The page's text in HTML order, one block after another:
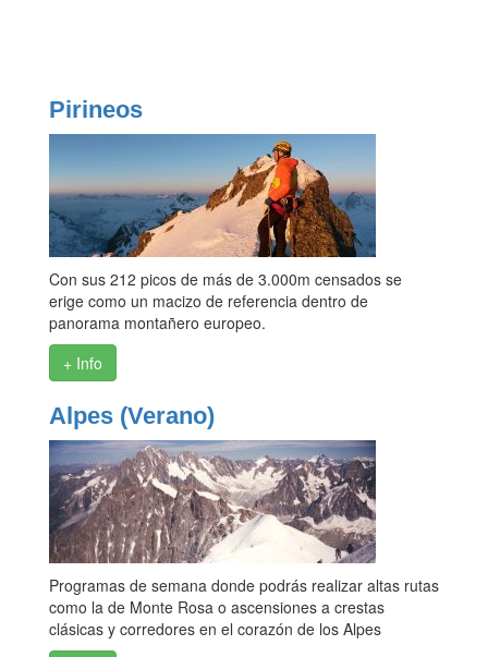
Pirineos
Con sus 212 picos de más de 3.000m censados se
erige como un macizo de referencia dentro de
panorama montañero europeo.
+ Info
Alpes (Verano)
Programas de semana donde podrás realizar altas rutas
como la de Monte Rosa o ascensiones a crestas
clásicas y corredores en el corazón de los Alpes